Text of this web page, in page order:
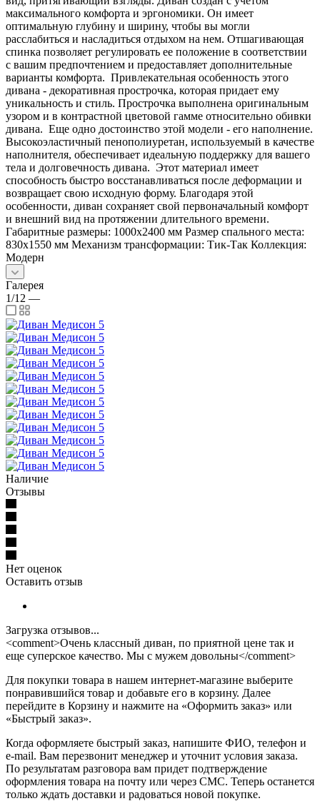
максимального комфорта и эргономики. Он имеет
оптимальную глубину и ширину, чтобы вы могли
расслабиться и насладиться отдыхом на нем. Отшагивающая
спинка позволяет регулировать ее положение в соответствии
с вашим предпочтением и предоставляет дополнительные
варианты комфорта. Привлекательная особенность этого
дивана - декоративная прострочка, которая придает ему
уникальность и стиль. Прострочка выполнена оригинальным
узором и в контрастной цветовой гамме относительно обивки
дивана. Еще одно достоинство этой модели - его наполнение.
Высокоэластичный пенополиуретан, используемый в качестве
наполнителя, обеспечивает идеальную поддержку для вашего
тела и долговечность дивана. Этот материал имеет
способность быстро восстанавливаться после деформации и
возвращает свою исходную форму. Благодаря этой
особенности, диван сохраняет свой первоначальный комфорт
и внешний вид на протяжении длительного времени.
Габаритные размеры: 1000x2400 мм Размер спального места:
830x1550 мм Механизм трансформации: Тик-Так Коллекция:
Модерн
Галерея
1/12 —
Наличие
Отзывы
Нет оценок
Оставить отзыв
Загрузка отзывов...
<comment>Очень классный диван, по приятной цене так и
еще суперское качество. Мы с мужем довольны</comment>
Для покупки товара в нашем интернет-магазине выберите
понравившийся товар и добавьте его в корзину. Далее
перейдите в Корзину и нажмите на «Оформить заказ» или
«Быстрый заказ».
Когда оформляете быстрый заказ, напишите ФИО, телефон и
e-mail. Вам перезвонит менеджер и уточнит условия заказа.
По результатам разговора вам придет подтверждение
оформления товара на почту или через СМС. Теперь останется
только ждать доставки и радоваться новой покупке.